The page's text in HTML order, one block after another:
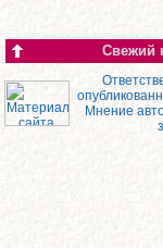
Свежий
Мнение